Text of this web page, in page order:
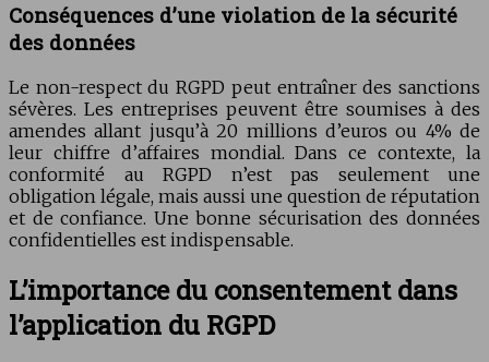
Conséquences d’une violation de la sécurité
des données
Le non-respect du RGPD peut entraîner des sanctions
sévères. Les entreprises peuvent être soumises à des
amendes allant jusqu’à 20 millions d’euros ou 4% de
leur chiffre d’affaires mondial. Dans ce contexte, la
conformité au RGPD n’est pas seulement une
obligation légale, mais aussi une question de réputation
et de confiance. Une bonne sécurisation des données
confidentielles est indispensable.
L’importance du consentement dans
l’application du RGPD